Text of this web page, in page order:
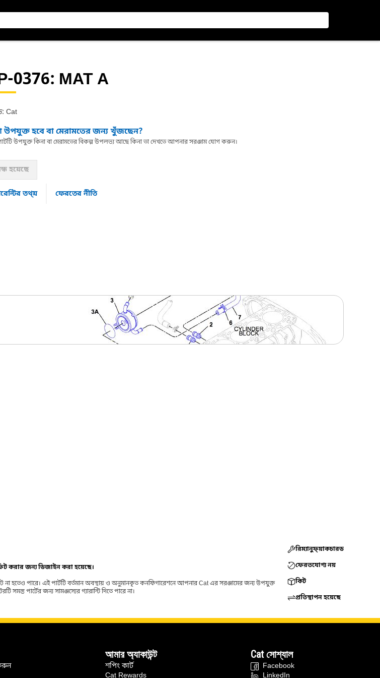
0376: MAT A
Cat
উপযুক্ত হবে বা মেরামতের জন্য খুঁজছেন?
উপযুক্ত কিনা বা মেরামতের বিকল্প উপলভ্য আছে কিনা তা দেখতে আপনার সরঞ্জাম যোগ করুন।
হয়েছে
তথ্য় ফেরতের নীতি
করার জন্য ডিজাইন করা হয়েছে।
না হতেও পারে। এই পার্টটি বর্তমান অবস্থায় ও অনুমানকৃত কনফিগারেশনে আপনার Cat এর সরঞ্জামের জন্য উপযুক্ত
পার্টের জন্য সামঞ্জস্যের গ্যারান্টি দিতে পারে না।
রিম্যানুফ্য়াকচারড
ফেরতযোগ্য নয়
কিট
প্রতিস্থাপন হয়েছে
আমার অ্যাকাউন্ট
শপিং কার্ট
Cat Rewards
Cat সোশ্যাল
Facebook
LinkedIn